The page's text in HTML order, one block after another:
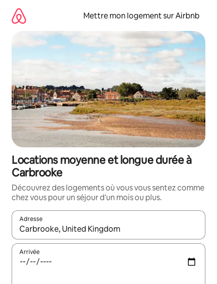
directement
Mettre mon logement sur Airbnb
Locations moyenne et longue durée à
Carbrooke
Découvrez des logements où vous vous sentez comme
chez vous pour un séjour d'un mois ou plus.
Adresse
Lorsque les résultats s'affichent, utilisez les flèches vers le
Arrivée